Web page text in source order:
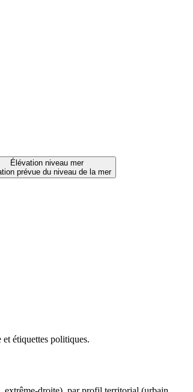
Élévation niveau mer
prévue du niveau de la mer
étiquettes politiques.